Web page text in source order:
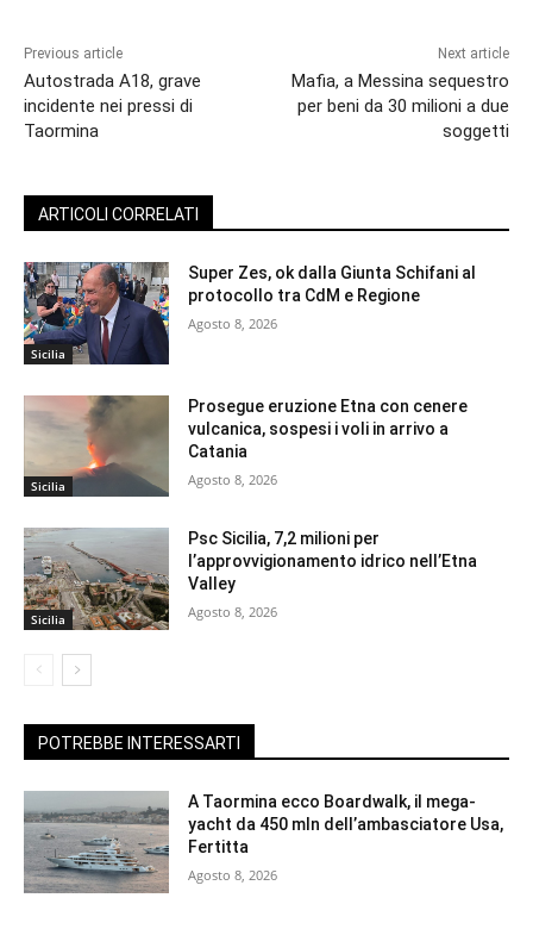
Previous article
Autostrada A18, grave
incidente nei pressi di
Taormina
Next article
Mafia, a Messina sequestro
per beni da 30 milioni a due
soggetti
ARTICOLI CORRELATI
Sicilia
Super Zes, ok dalla Giunta Schifani al
protocollo tra CdM e Regione
Agosto 8, 2026
Sicilia
Prosegue eruzione Etna con cenere
vulcanica, sospesi i voli in arrivo a
Catania
Agosto 8, 2026
Sicilia
Psc Sicilia, 7,2 milioni per
l’approvvigionamento idrico nell’Etna
Valley
Agosto 8, 2026
POTREBBE INTERESSARTI
A Taormina ecco Boardwalk, il mega-
yacht da 450 mln dell’ambasciatore Usa,
Fertitta
Agosto 8, 2026